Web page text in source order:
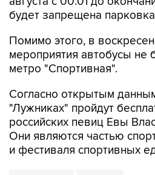
Помимо этого, в
метро "Спортивная".
Согласно открытым
российских певиц Евы
Они являются частью
и фестиваля спортивных
Фрунзенская Лужники